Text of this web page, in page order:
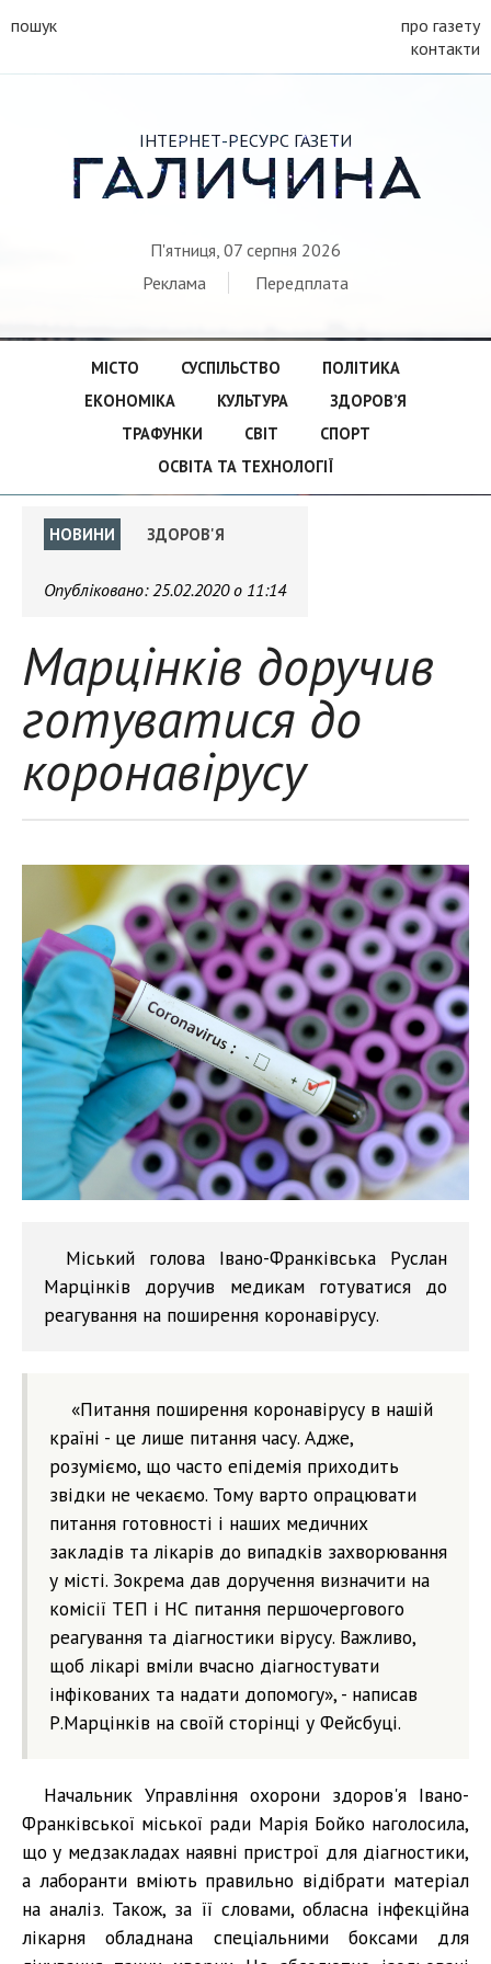
пошук
про газету
контакти
ІНТЕРНЕТ-РЕСУРС ГАЗЕТИ
ГАЛИЧИНА
П'ятниця, 07 серпня 2026
Реклама
Передплата
МІСТО СУСПІЛЬСТВО
ПОЛІТИКА
ЕКОНОМІКА
КУЛЬТУРА
ЗДОРОВ’Я
ТРАФУНКИ
СВІТ
СПОРТ
ОСВІТА ТА ТЕХНОЛОГІЇ
НОВИНИ ЗДОРОВ'Я
Опубліковано:25.02.2020 о 11:14
Марцінків доручив
готуватися до
коронавірусу
Міський голова Івано-Франківська Руслан
Марцінків доручив медикам готуватися до
реагування на поширення коронавірусу.
«Питання поширення коронавірусу в нашій
країні - це лише питання часу. Адже,
розуміємо, що часто епідемія приходить
звідки не чекаємо. Тому варто опрацювати
питання готовності і наших медичних
закладів та лікарів до випадків захворювання
у місті. Зокрема дав доручення визначити на
комісії ТЕП і НС питання першочергового
реагування та діагностики вірусу. Важливо,
щоб лікарі вміли вчасно діагностувати
інфікованих та надати допомогу», - написав
Р.Марцінків на своїй сторінці у Фейсбуці.
Начальник Управління охорони здоров'я Івано-
Франківської міської ради Марія Бойко наголосила,
що у медзакладах наявні пристрої для діагностики,
а лаборанти вміють правильно відібрати матеріал
на аналіз. Також, за її словами, обласна інфекційна
лікарня обладнана спеціальними боксами для